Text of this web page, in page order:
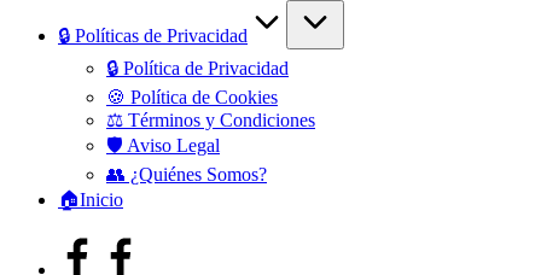
🔒 Políticas de Privacidad
🔒 Política de Privacidad
🍪 Política de Cookies
⚖️ Términos y Condiciones
🛡️ Aviso Legal
👥 ¿Quiénes Somos?
🏠Inicio
facebook.com